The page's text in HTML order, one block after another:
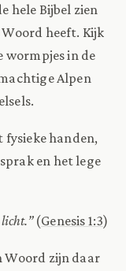
hele Bijbel zien
heeft. Kijk
wormpjes in de
Alpen
fysieke handen,
en het lege
(Genesis 1:3)
Woord zijn daar